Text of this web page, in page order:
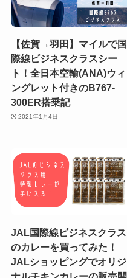
【佐賀→羽田】マイルで国
際線ビジネスクラスシー
ト！全日本空輸(ANA)ウィ
ングレット付きのB767-
300ER搭乗記
2021年1月4日
JAL国際線ビジネスクラス
のカレーを買ってみた！
JALショッピングでオリジ